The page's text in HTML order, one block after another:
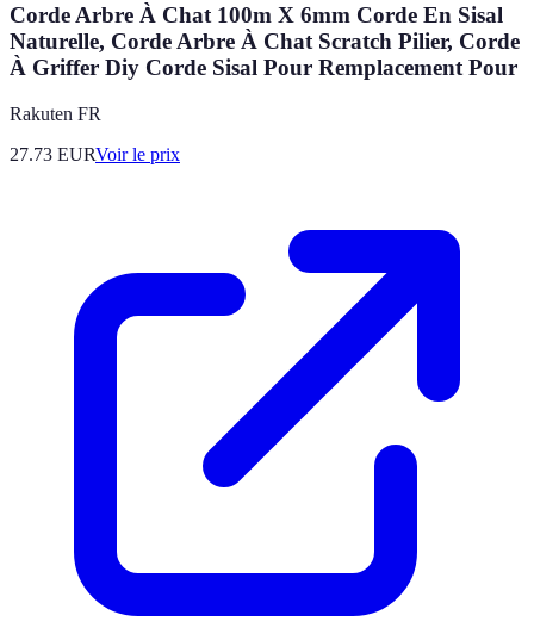
Corde Arbre À Chat 100m X 6mm Corde En Sisal
Naturelle, Corde Arbre À Chat Scratch Pilier, Corde
À Griffer Diy Corde Sisal Pour Remplacement Pour
Rakuten FR
27.73 EURVoir le prix